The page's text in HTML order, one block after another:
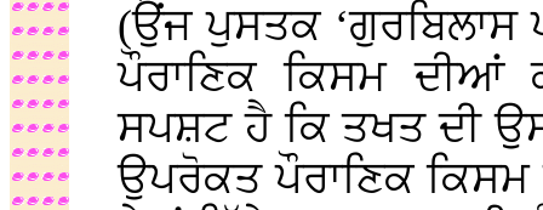
(ਉਂਜ ਪੁਸਤਕ ‘ਗੁਰਬਿਲਾਸ
ਪੌਰਾਣਿਕ ਕਿਸਮ ਦੀਆਂ
ਸਪਸ਼ਟ ਹੈ ਕਿ ਤਖਤ ਦੀ
ਉਪਰੋਕਤ ਪੌਰਾਣਿਕ